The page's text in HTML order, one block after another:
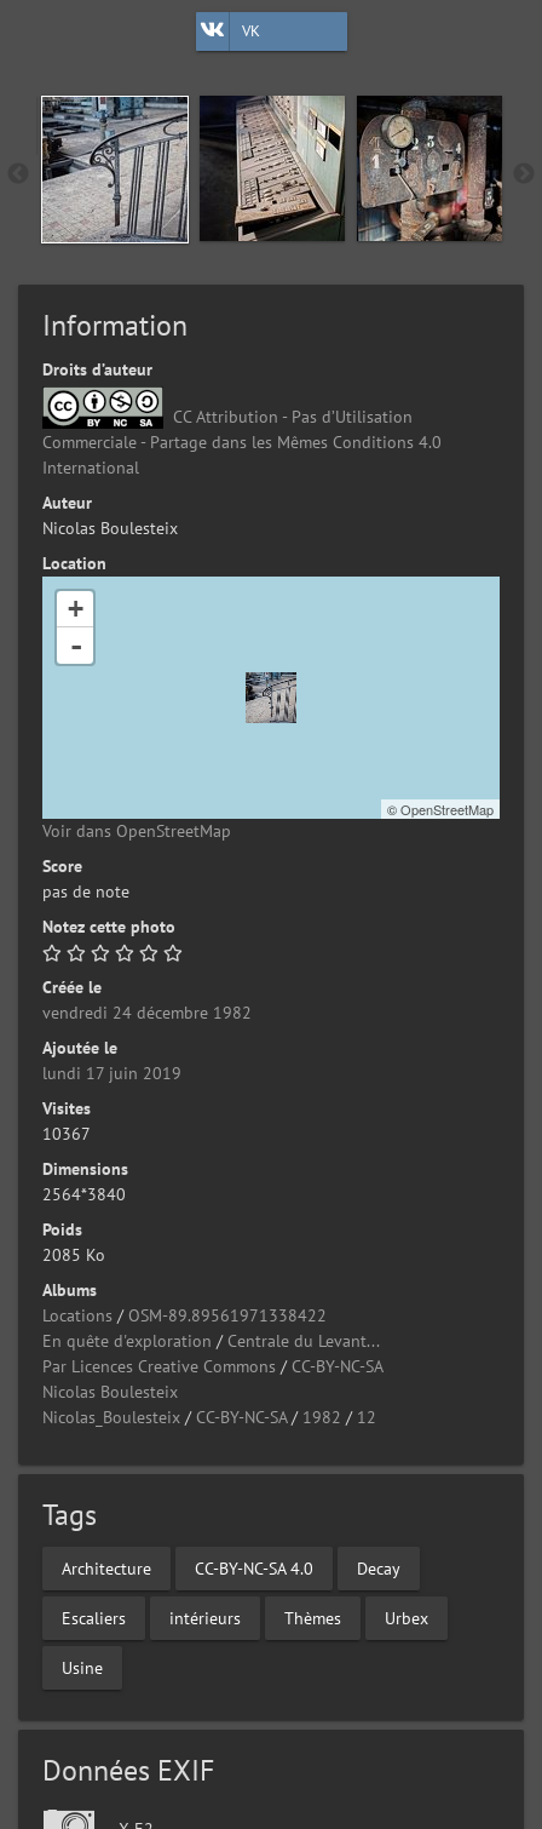
VK
Information
Droits d’auteur
CC Attribution - Pas d’Utilisation
Commerciale - Partage dans les Mêmes Conditions 4.0
International
Auteur
Nicolas Boulesteix
Location
+
-
©OpenStreetMap
Voir dans OpenStreetMap
Score
pas de note
Notez cette photo
Créée le
vendredi 24 décembre 1982
Ajoutée le
lundi 17 juin 2019
Visites
10367
Dimensions
2564*3840
Poids
2085 Ko
Albums
Locations / OSM-89.89561971338422
En quête d'exploration / Centrale du Levant...
Par Licences Creative Commons / CC-BY-NC-SA
Nicolas Boulesteix
Nicolas_Boulesteix / CC-BY-NC-SA/ 1982 / 12
Tags
Architecture CC-BY-NC-SA 4.0 Decay
Escaliers intérieurs Thèmes Urbex
Usine
Données EXIF